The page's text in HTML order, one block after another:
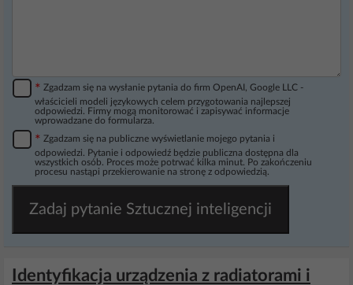
* Zgadzam się na wysłanie pytania do firm OpenAI, Google LLC -
właścicieli modeli językowych celem przygotowania najlepszej
odpowiedzi. Firmy mogą monitorować i zapisywać informacje
wprowadzane do formularza.
* Zgadzam się na publiczne wyświetlanie mojego pytania i
odpowiedzi. Pytanie i odpowiedź będzie publiczna dostępna dla
wszystkich osób. Proces może potrwać kilka minut. Po zakończeniu
procesu nastąpi przekierowanie na stronę z odpowiedzią.
Zadaj pytanie Sztucznej inteligencji
Identyfikacja urządzenia z radiatorami i